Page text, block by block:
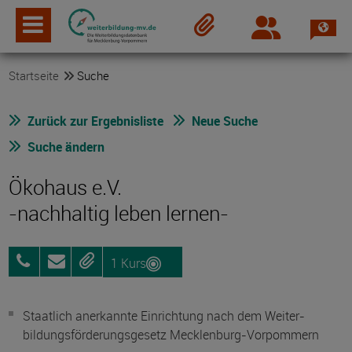
Login
Startseite Suche
Zurück zur Ergebnisliste
Neue Suche
Suche ändern
Ökohaus e.V.
-nachhaltig leben lernen-
0381
454409
AnfragenMerken1 Kurs
Staatlich anerkannte Einrichtung nach dem Weiter­
bildungs­förderungs­gesetz Mecklenburg-Vorpommern